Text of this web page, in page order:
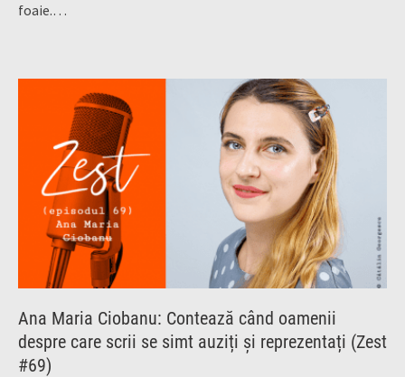
foaie.…
Ana Maria Ciobanu: Contează când oamenii
despre care scrii se simt auziți și reprezentați (Zest
#69)